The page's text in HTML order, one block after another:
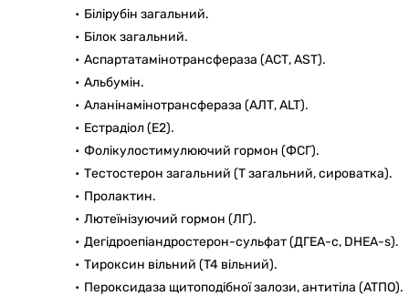
Білірубін загальний.
Білок загальний.
Аспартатамінотрансфераза (АСТ, AST).
Альбумін.
Аланінамінотрансфераза (АЛТ, ALT).
Естрадіол (E2).
Фолікулостимулюючий гормон (ФСГ).
Тестостерон загальний (Т загальний, сироватка).
Пролактин.
Лютеїнізуючий гормон (ЛГ).
Дегідроепіандростерон-сульфат (ДГЕА-с, DHEA-s).
Тироксин вільний (T4 вільний).
Пероксидаза щитоподібної залози, антитіла (ATПO).